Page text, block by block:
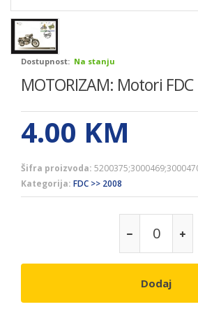
Dostupnost: Na stanju
MOTORIZAM: Motori FDC
4.00 KM
Šifra proizvoda:
Kategorija: FDC >> 2008
Dodaj